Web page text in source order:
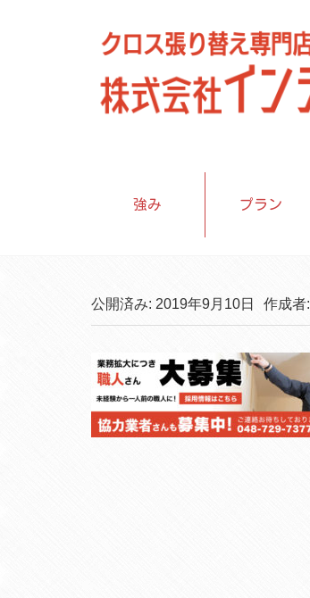
強み プラン
公開済み: 2019年9月10日 作成者: